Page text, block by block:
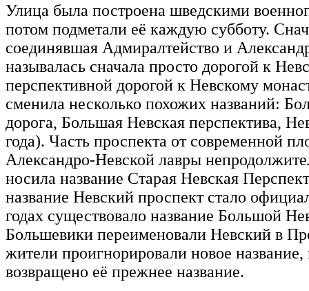
Улица была построена шведскими
потом подметали её каждую субботу.
соединявшая Адмиралтейство и
называлась сначала просто дорогой к
перспективной дорогой к Невскому
сменила несколько похожих названий:
дорога, Большая Невская перспектива,
года). Часть проспекта от современной
Александро-Невской лавры
носила название Старая Невская
название Невский проспект стало
годах существовало название Большой
Большевики переименовали Невский в
жители проигнорировали новое
возвращено её прежнее название.